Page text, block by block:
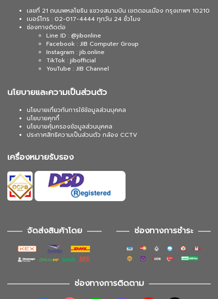
เลขที่ 21 ถนนพหลโยธิน แขวงสนามบิน เขตดอนเมือง กรุงเทพฯ 10210
เบอร์โทร : 02-017-4444 ทุกวัน 24 ชั่วโมง
ช่องทางติดต่อ
Line ID : @jibonline
Facebook : JIB Computer Group
Instagram : jib.online
TikTok : jibofficial
YouTube : JIB Channel
นโยบายและความเป็นส่วนตัว
นโยบายเกี่ยวกับการใช้ข้อมูลส่วนบุคคล
นโยบายคุกกี้
นโยบายคุ้มครองข้อมูลส่วนบุคคล
ประกาศสิทธิความเป็นส่วนตัว กล้อง CCTV
เครื่องหมายรับรอง
จัดส่งสินค้าโดย ช่องทางการชำระ
ช่องทางการติดตาม